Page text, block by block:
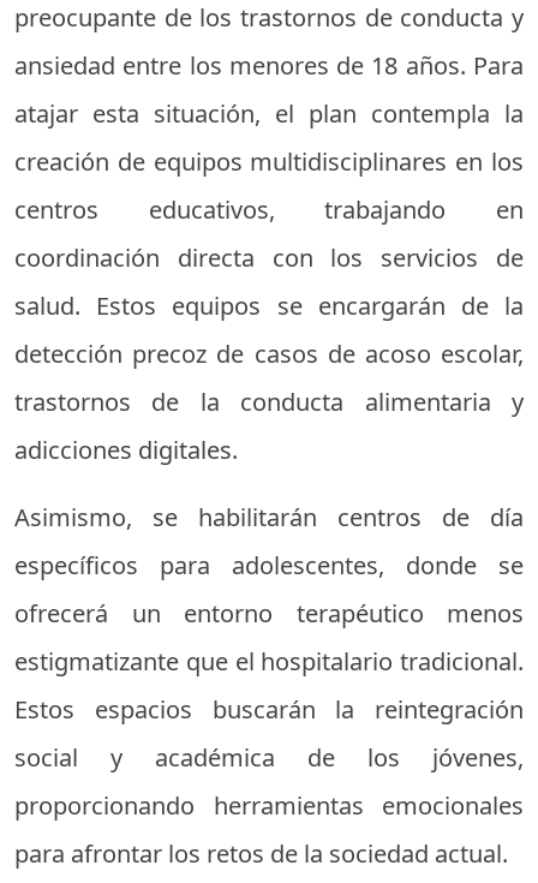
preocupante de los trastornos de conducta y
ansiedad entre los menores de 18 años. Para
atajar esta situación, el plan contempla la
creación de equipos multidisciplinares en los
centros educativos, trabajando en
coordinación directa con los servicios de
salud. Estos equipos se encargarán de la
detección precoz de casos de acoso escolar,
trastornos de la conducta alimentaria y
adicciones digitales.
Asimismo, se habilitarán centros de día
específicos para adolescentes, donde se
ofrecerá un entorno terapéutico menos
estigmatizante que el hospitalario tradicional.
Estos espacios buscarán la reintegración
social y académica de los jóvenes,
proporcionando herramientas emocionales
para afrontar los retos de la sociedad actual.